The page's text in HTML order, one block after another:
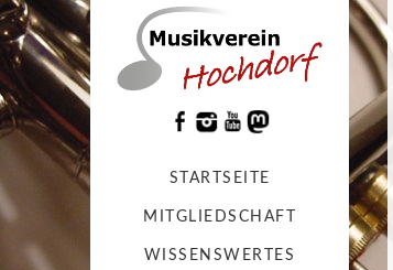
STARTSEITE
MITGLIEDSCHAFT
WISSENSWERTES